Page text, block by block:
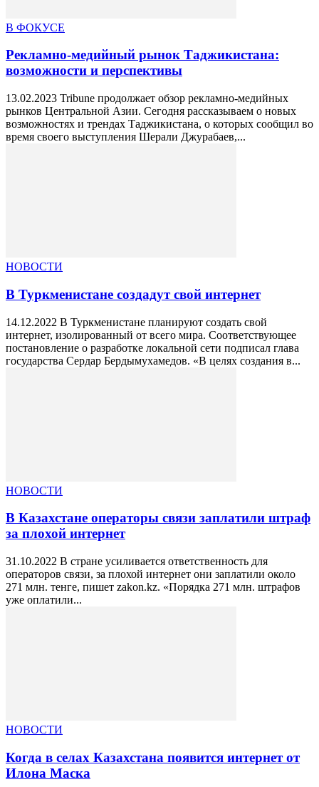
В ФОКУСЕ
Рекламно-медийный рынок Таджикистана:
возможности и перспективы
13.02.2023 Tribune продолжает обзор рекламно-медийных
рынков Центральной Азии. Сегодня рассказываем о новых
возможностях и трендах Таджикистана, о которых сообщил во
время своего выступления Шерали Джурабаев,...
НОВОСТИ
В Туркменистане создадут свой интернет
14.12.2022 В Туркменистане планируют создать свой
интернет, изолированный от всего мира. Соответствующее
постановление о разработке локальной сети подписал глава
государства Сердар Бердымухамедов. «В целях создания в...
НОВОСТИ
В Казахстане операторы связи заплатили штраф
за плохой интернет
31.10.2022 В стране усиливается ответственность для
операторов связи, за плохой интернет они заплатили около
271 млн. тенге, пишет zakon.kz. «Порядка 271 млн. штрафов
уже оплатили...
НОВОСТИ
Когда в селах Казахстана появится интернет от
Илона Маска